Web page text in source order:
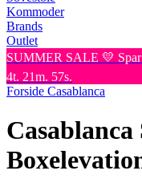
Kommoder
Brands
Outlet
SUMMER SALE 💛 Spar
4t. 21m. 57s.
Forside Casablanca
Casablanca